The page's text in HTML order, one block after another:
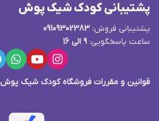
پشتیبانی کودک شیک پوش
پشتیبانی فروش: 09109302383
ساعت پاسخگویی: 9 الی 16
قوانین و مقررات فروشگاه کودک شیک پوش